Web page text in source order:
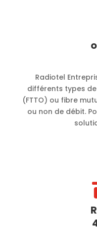
Radiotel
différents types
(FTTO) ou fibre
ou non de débit.